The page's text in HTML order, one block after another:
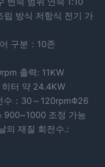
립 방식 저항식 전기 가
구분：10존
출력: 11KW
터 약 24.4KW
수：30～120rpmΦ26
900~1000 조정 가능
의 재질 회전수.: